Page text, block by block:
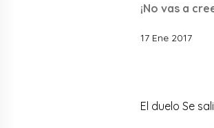
¡No vas a
17 Ene 2017
El duelo Se